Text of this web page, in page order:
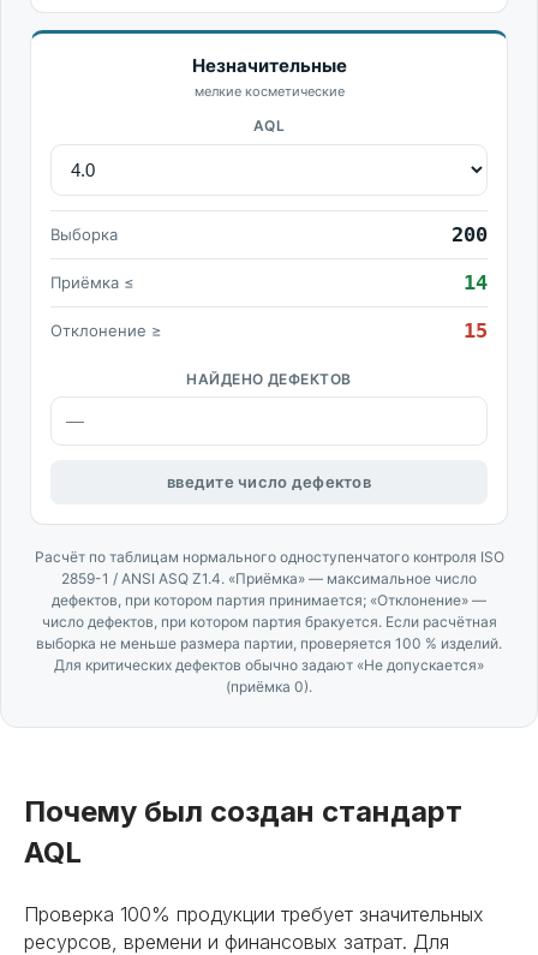
Незначительные
мелкие косметические
AQL
Выборка 200
Приёмка ≤ 14
Отклонение ≥ 15
НАЙДЕНО ДЕФЕКТОВ
введите число дефектов
Расчёт по таблицам нормального одноступенчатого контроля ISO
2859-1 / ANSI ASQ Z1.4. «Приёмка» — максимальное число
дефектов, при котором партия принимается; «Отклонение» —
число дефектов, при котором партия бракуется. Если расчётная
выборка не меньше размера партии, проверяется 100 % изделий.
Для критических дефектов обычно задают «Не допускается»
(приёмка 0).
Почему был создан стандарт
AQL
Проверка 100% продукции требует значительных
ресурсов, времени и финансовых затрат. Для